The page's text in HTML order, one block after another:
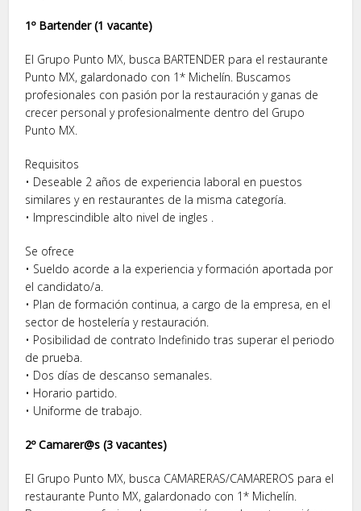
1º Bartender (1 vacante)
El Grupo Punto MX, busca BARTENDER para el restaurante
Punto MX, galardonado con 1* Michelín. Buscamos
profesionales con pasión por la restauración y ganas de
crecer personal y profesionalmente dentro del Grupo
Punto MX.
Requisitos
• Deseable 2 años de experiencia laboral en puestos
similares y en restaurantes de la misma categoría.
• Imprescindible alto nivel de ingles .
Se ofrece
• Sueldo acorde a la experiencia y formación aportada por
el candidato/a.
• Plan de formación continua, a cargo de la empresa, en el
sector de hostelería y restauración.
• Posibilidad de contrato Indefinido tras superar el periodo
de prueba.
• Dos días de descanso semanales.
• Horario partido.
• Uniforme de trabajo.
2º Camarer@s (3 vacantes)
El Grupo Punto MX, busca CAMARERAS/CAMAREROS para el
restaurante Punto MX, galardonado con 1* Michelín.